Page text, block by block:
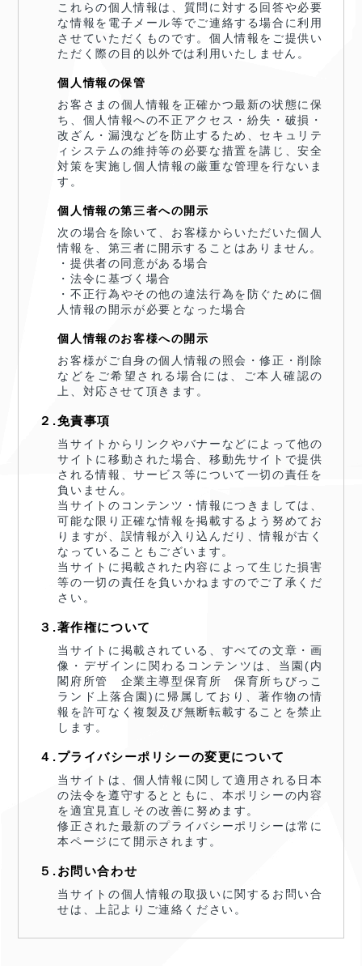
これらの個人情報は、質問に対する回答や必要
な情報を電子メール等でご連絡する場合に利用
させていただくものです。個人情報をご提供い
ただく際の目的以外では利用いたしません。
個人情報の保管
お客さまの個人情報を正確かつ最新の状態に保
ち、個人情報への不正アクセス・紛失・破損・
改ざん・漏洩などを防止するため、セキュリテ
ィシステムの維持等の必要な措置を講じ、安全
対策を実施し個人情報の厳重な管理を行ないま
す。
個人情報の第三者への開示
次の場合を除いて、お客様からいただいた個人
情報を、第三者に開示することはありません。
・提供者の同意がある場合
・法令に基づく場合
・不正行為やその他の違法行為を防ぐために個
人情報の開示が必要となった場合
個人情報のお客様への開示
お客様がご自身の個人情報の照会・修正・削除
などをご希望される場合には、ご本人確認の
上、対応させて頂きます。
２.免責事項
当サイトからリンクやバナーなどによって他の
サイトに移動された場合、移動先サイトで提供
される情報、サービス等について一切の責任を
負いません。
当サイトのコンテンツ・情報につきましては、
可能な限り正確な情報を掲載するよう努めてお
りますが、誤情報が入り込んだり、情報が古く
なっていることもございます。
当サイトに掲載された内容によって生じた損害
等の一切の責任を負いかねますのでご了承くだ
さい。
３.著作権について
当サイトに掲載されている、すべての文章・画
像・デザインに関わるコンテンツは、当園(内
閣府所管 企業主導型保育所 保育所ちびっこ
ランド上落合園)に帰属しており、著作物の情
報を許可なく複製及び無断転載することを禁止
します。
４.プライバシーポリシーの変更について
当サイトは、個人情報に関して適用される日本
の法令を遵守するとともに、本ポリシーの内容
を適宜見直しその改善に努めます。
修正された最新のプライバシーポリシーは常に
本ページにて開示されます。
５.お問い合わせ
当サイトの個人情報の取扱いに関するお問い合
せは、上記よりご連絡ください。